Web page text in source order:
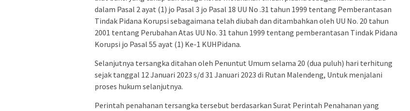
dalam Pasal 2 ayat (1) jo Pasal 3 jo Pasal 18 UU No .31 tahun 1999 tentang Pemberantasan
Tindak Pidana Korupsi sebagaimana telah diubah dan ditambahkan oleh UU No. 20 tahun
2001 tentang Perubahan Atas UU No. 31 tahun 1999 tentang pemberantasan Tindak Pidana
Korupsi jo Pasal 55 ayat (1) Ke-1 KUHPidana.
Selanjutnya tersangka ditahan oleh Penuntut Umum selama 20 (dua puluh) hari terhitung
sejak tanggal 12 Januari 2023 s/d 31 Januari 2023 di Rutan Malendeng, Untuk menjalani
proses hukum selanjutnya.
Perintah penahanan tersangka tersebut berdasarkan Surat Perintah Penahanan yang